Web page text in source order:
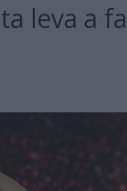
leva a